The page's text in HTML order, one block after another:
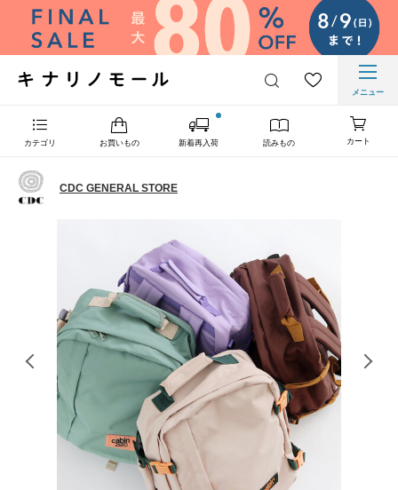
メニュー
カテゴリ お買いもの 新着再入荷 読みもの カート
CDC GENERAL STORE